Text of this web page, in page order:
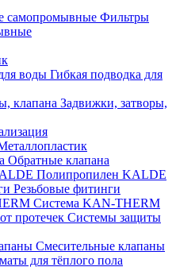
Фильтры
Гибкая подводка для
Задвижки, затворы,
Обратные клапана
Полипропилен KALDE
Резьбовые фитинги
Система KAN-THERM
Системы защиты
Смесительные клапаны